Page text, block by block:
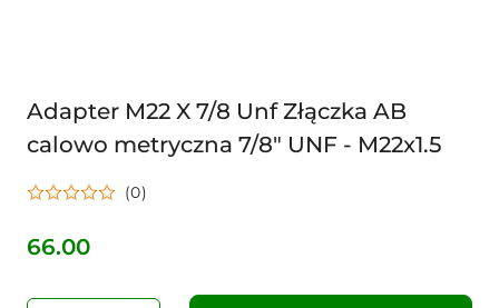
Adapter M22 X 7/8 Unf Złączka AB
calowo metryczna 7/8" UNF - M22x1.5
(0)
Cena:
66.00